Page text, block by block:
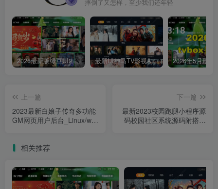
摔倒了又怎样，至少我们还年轻
2026最新版绿豆UI9双端影视APP源码 最新UI神马TV影视APP源码 乐檬影视苹果CMS后台 包含前后端源码
上一篇
2023最新白娘子传奇多功能
GM网页用户后台_Linux/win
下一篇
最新2023校园跑腿小程序源
码校园社区系统源码附搭建
相关推荐